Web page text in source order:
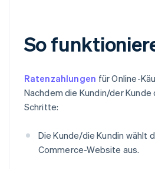
So
Ratenzahlungen für Online-
Nachdem die Kundin/der
Schritte:
Die Kunde/die Kundin wählt
Commerce-Website aus.